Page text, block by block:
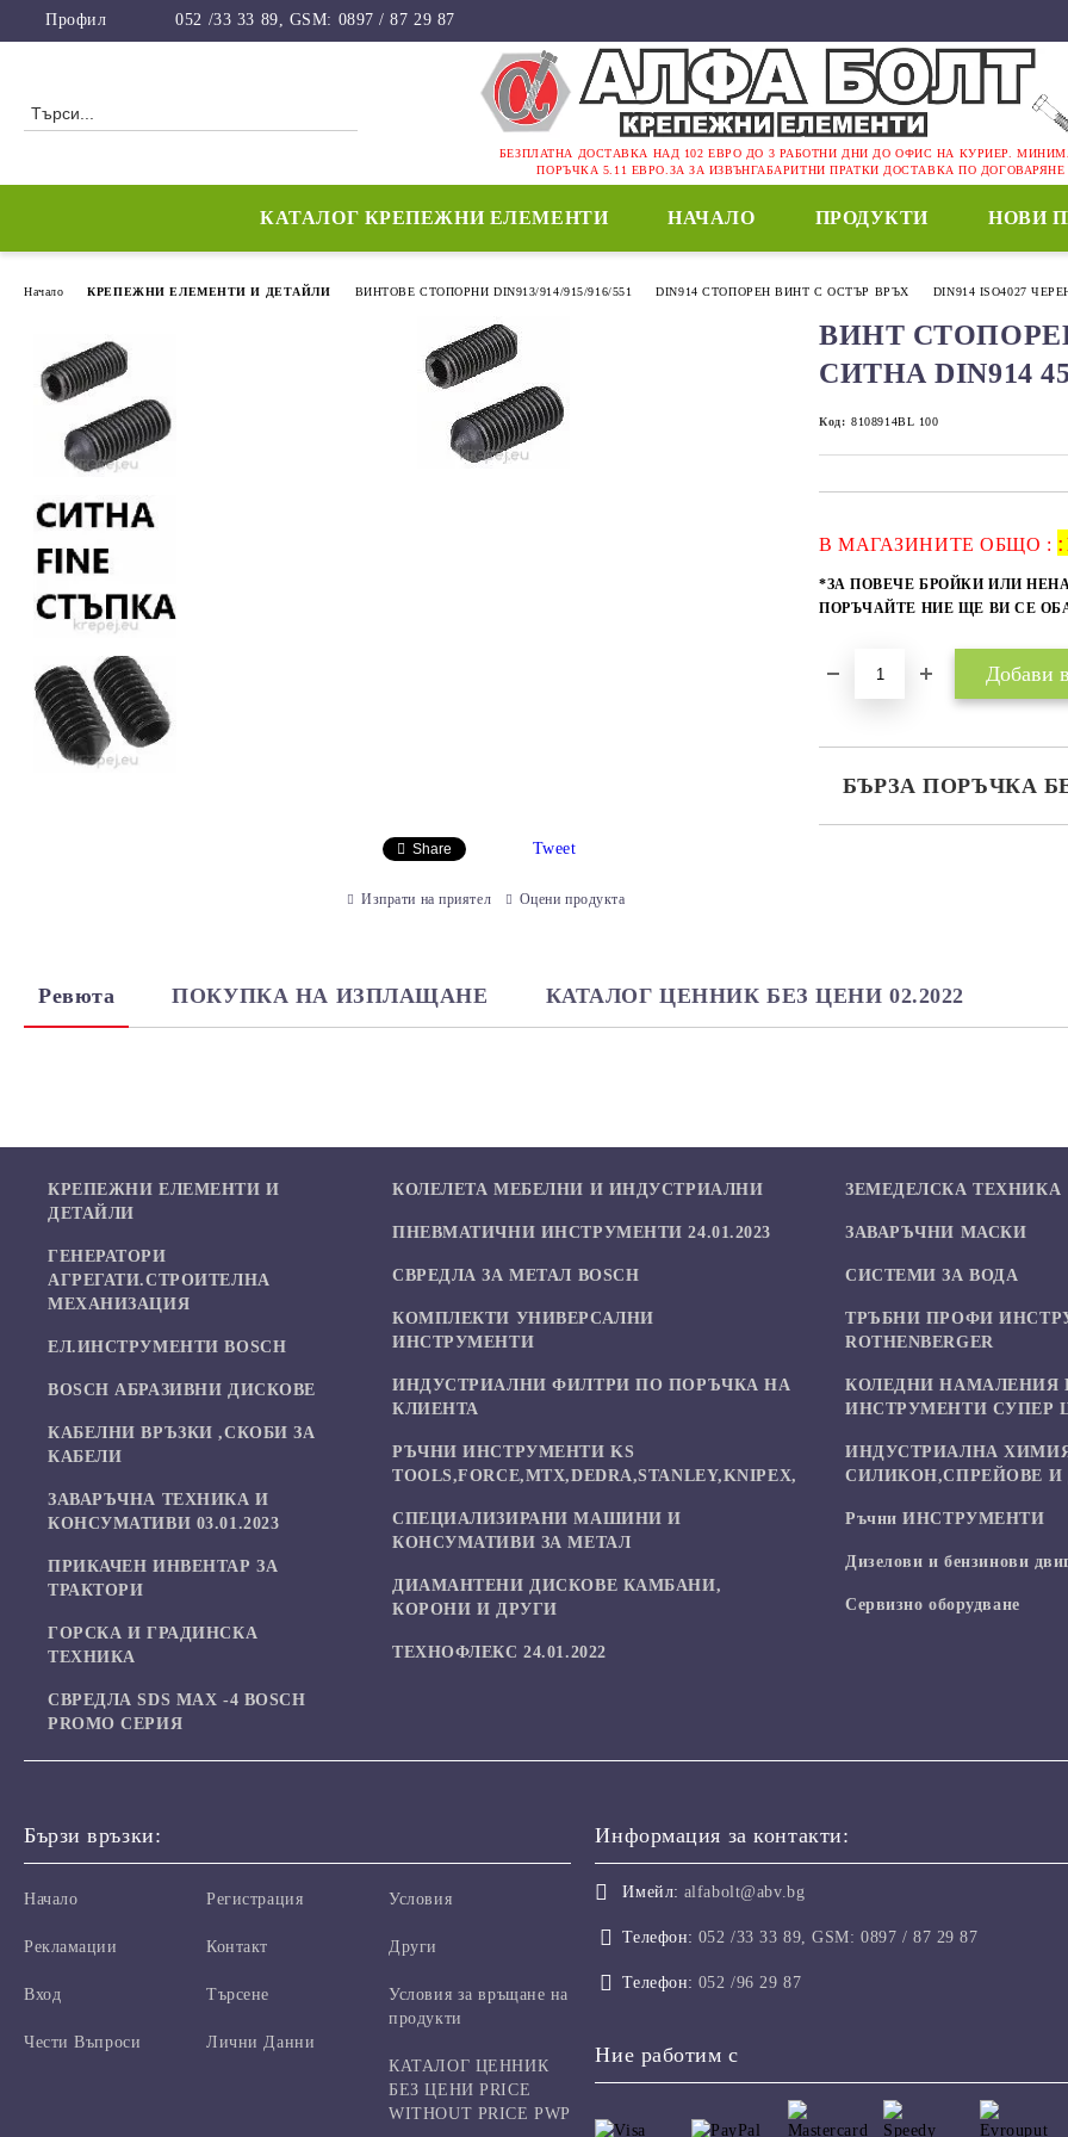
Профил 052 /33 33 89, GSM: 0897 / 87 29 87
БЕЗПЛАТНА ДОСТАВКА НАД 102 ЕВРО ДО 3 РАБОТНИ ДНИ ДО ОФИС НА КУРИЕР.
ПОРЪЧКА 5.11 ЕВРО.ЗА ЗА ИЗВЪНГАБАРИТНИ ПРАТКИ ДОСТАВКА ПО ДОГОВАРЯНЕ
КАТАЛОГ КРЕПЕЖНИ ЕЛЕМЕНТИ НАЧАЛО ПРОДУКТИ НОВИ
Начало КРЕПЕЖНИ ЕЛЕМЕНТИ И ДЕТАЙЛИ ВИНТОВЕ СТОПОРНИ DIN913/914/915/916/551 DIN914 СТОПОРЕН ВИНТ С ОСТЪР ВРЪХ DIN914 ISO4027
ВИНТ
СИТНА DIN914
Код: 8108914BL 100
В МАГАЗИНИТЕ ОБЩО : :
*ЗА ПОВЕЧЕ БРОЙКИ ИЛИ
ПОРЪЧАЙТЕ НИЕ ЩЕ ВИ СЕ
БЪРЗА ПОРЪЧКА
Share Tweet
Изпрати на приятел Оцени продукта
Ревюта ПОКУПКА НА ИЗПЛАЩАНЕ КАТАЛОГ ЦЕННИК БЕЗ ЦЕНИ 02.2022
КРЕПЕЖНИ ЕЛЕМЕНТИ И
ДЕТАЙЛИ
ГЕНЕРАТОРИ
АГРЕГАТИ.СТРОИТЕЛНА
МЕХАНИЗАЦИЯ
ЕЛ.ИНСТРУМЕНТИ BOSCH
BOSCH АБРАЗИВНИ ДИСКОВЕ
КАБЕЛНИ ВРЪЗКИ ,СКОБИ ЗА
КАБЕЛИ
ЗАВАРЪЧНА ТЕХНИКА И
КОНСУМАТИВИ 03.01.2023
ПРИКАЧЕН ИНВЕНТАР ЗА
ТРАКТОРИ
ГОРСКА И ГРАДИНСКА
ТЕХНИКА
СВРЕДЛА SDS MAX -4 BOSCH
PROMO СЕРИЯ
КОЛЕЛЕТА МЕБЕЛНИ И ИНДУСТРИАЛНИ
ПНЕВМАТИЧНИ ИНСТРУМЕНТИ 24.01.2023
СВРЕДЛА ЗА МЕТАЛ BOSCH
КОМПЛЕКТИ УНИВЕРСАЛНИ
ИНСТРУМЕНТИ
ИНДУСТРИАЛНИ ФИЛТРИ ПО ПОРЪЧКА НА
КЛИЕНТА
РЪЧНИ ИНСТРУМЕНТИ KS
TOOLS,FORCE,MTX,DEDRA,STANLEY,KNIPEX,
СПЕЦИАЛИЗИРАНИ МАШИНИ И
КОНСУМАТИВИ ЗА МЕТАЛ
ДИАМАНТЕНИ ДИСКОВЕ КАМБАНИ,
КОРОНИ И ДРУГИ
ТЕХНОФЛЕКС 24.01.2022
ЗЕМЕДЕЛСКА ТЕХНИКА
ЗАВАРЪЧНИ МАСКИ
СИСТЕМИ ЗА ВОДА
ТРЪБНИ ПРОФИ
ROTHENBERGER
КОЛЕДНИ НАМАЛЕНИЯ
ИНСТРУМЕНТИ СУПЕР
ИНДУСТРИАЛНА
СИЛИКОН,СПРЕЙОВЕ И
Ръчни ИНСТРУМЕНТИ
Дизелови и бензинови
Сервизно оборудване
Бързи връзки:
Начало
Рекламации
Вход
Чести Въпроси
Регистрация
Контакт
Търсене
Лични Данни
Условия
Други
Условия за връщане на
продукти
КАТАЛОГ ЦЕННИК
БЕЗ ЦЕНИ PRICE
WITHOUT PRICE PWP
Информация за контакти:
Имейл: alfabolt@abv.bg
Телефон: 052 /33 33 89, GSM: 0897 / 87 29 87
Телефон: 052 /96 29 87
Ние работим с